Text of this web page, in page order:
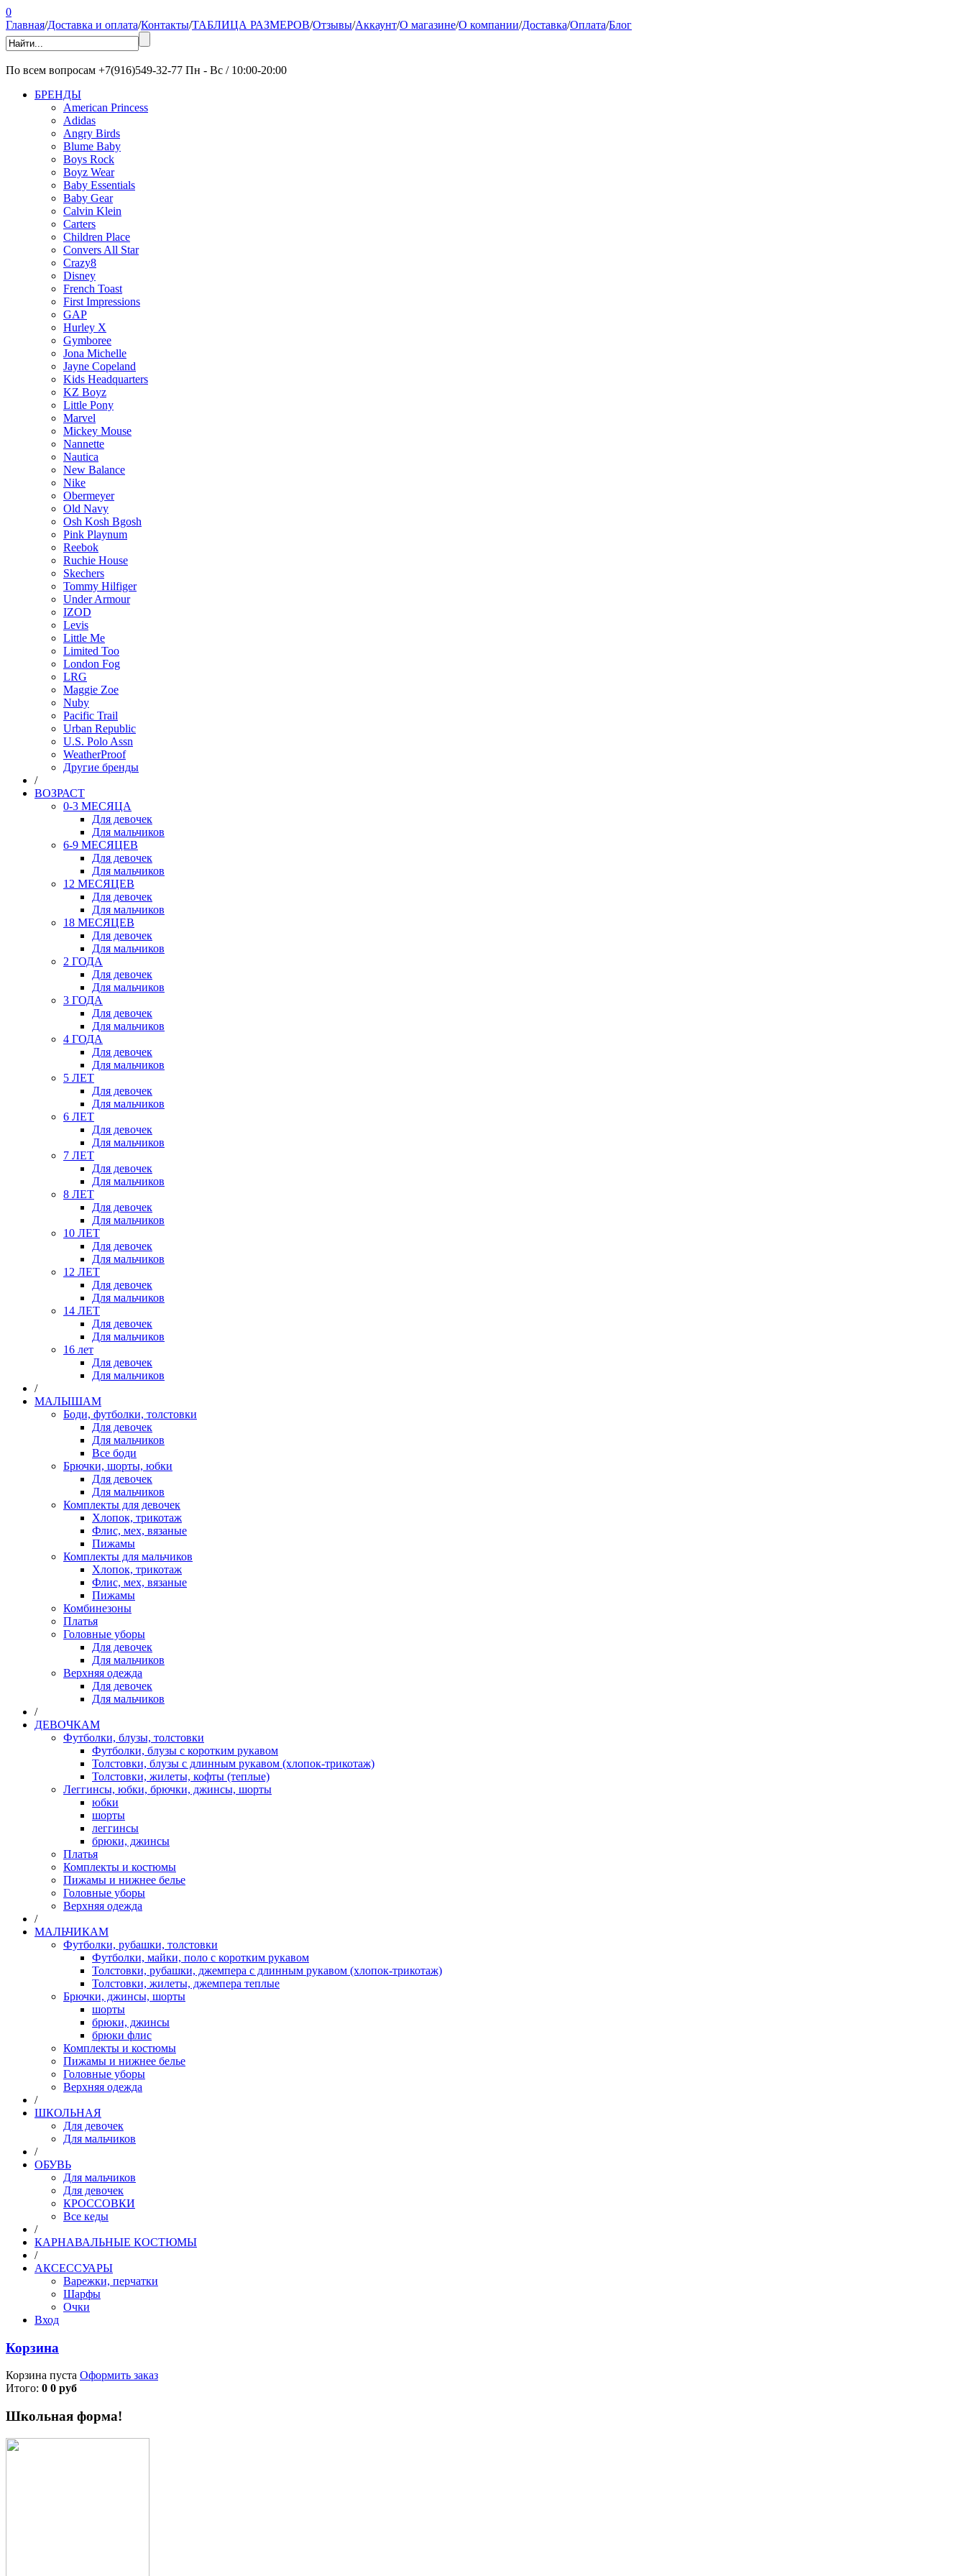
0
Главная/Доставка и оплата/Контакты/ТАБЛИЦА РАЗМЕРОВ/Отзывы/Аккаунт/О магазине/О компании/Доставка/Оплата/Блог
По всем вопросам +7(916)549-32-77 Пн - Вс / 10:00-20:00
БРЕНДЫ
American Princess
Adidas
Angry Birds
Blume Baby
Boys Rock
Boyz Wear
Baby Essentials
Baby Gear
Calvin Klein
Carters
Children Place
Convers All Star
Crazy8
Disney
French Toast
First Impressions
GAP
Hurley X
Gymboree
Jona Michelle
Jayne Copeland
Kids Headquarters
KZ Boyz
Little Pony
Marvel
Mickey Mouse
Nannette
Nautica
New Balance
Nike
Obermeyer
Old Navy
Osh Kosh Bgosh
Pink Playnum
Reebok
Ruchie House
Skechers
Tommy Hilfiger
Under Armour
IZOD
Levis
Little Me
Limited Too
London Fog
LRG
Maggie Zoe
Nuby
Pacific Trail
Urban Republic
U.S. Polo Assn
WeatherProof
Другие бренды
/
ВОЗРАСТ
0-3 МЕСЯЦА
Для девочек
Для мальчиков
6-9 МЕСЯЦЕВ
Для девочек
Для мальчиков
12 МЕСЯЦЕВ
Для девочек
Для мальчиков
18 МЕСЯЦЕВ
Для девочек
Для мальчиков
2 ГОДА
Для девочек
Для мальчиков
3 ГОДА
Для девочек
Для мальчиков
4 ГОДА
Для девочек
Для мальчиков
5 ЛЕТ
Для девочек
Для мальчиков
6 ЛЕТ
Для девочек
Для мальчиков
7 ЛЕТ
Для девочек
Для мальчиков
8 ЛЕТ
Для девочек
Для мальчиков
10 ЛЕТ
Для девочек
Для мальчиков
12 ЛЕТ
Для девочек
Для мальчиков
14 ЛЕТ
Для девочек
Для мальчиков
16 лет
Для девочек
Для мальчиков
/
МАЛЫШАМ
Боди, футболки, толстовки
Для девочек
Для мальчиков
Все боди
Брючки, шорты, юбки
Для девочек
Для мальчиков
Комплекты для девочек
Хлопок, трикотаж
Флис, мех, вязаные
Пижамы
Комплекты для мальчиков
Хлопок, трикотаж
Флис, мех, вязаные
Пижамы
Комбинезоны
Платья
Головные уборы
Для девочек
Для мальчиков
Верхняя одежда
Для девочек
Для мальчиков
/
ДЕВОЧКАМ
Футболки, блузы, толстовки
Футболки, блузы с коротким рукавом
Толстовки, блузы с длинным рукавом (хлопок-трикотаж)
Толстовки, жилеты, кофты (теплые)
Леггинсы, юбки, брючки, джинсы, шорты
юбки
шорты
леггинсы
брюки, джинсы
Платья
Комплекты и костюмы
Пижамы и нижнее белье
Головные уборы
Верхняя одежда
/
МАЛЬЧИКАМ
Футболки, рубашки, толстовки
Футболки, майки, поло с коротким рукавом
Толстовки, рубашки, джемпера с длинным рукавом (хлопок-трикотаж)
Толстовки, жилеты, джемпера теплые
Брючки, джинсы, шорты
шорты
брюки, джинсы
брюки флис
Комплекты и костюмы
Пижамы и нижнее белье
Головные уборы
Верхняя одежда
/
ШКОЛЬНАЯ
Для девочек
Для мальчиков
/
ОБУВЬ
Для мальчиков
Для девочек
КРОССОВКИ
Все кеды
/
КАРНАВАЛЬНЫЕ КОСТЮМЫ
/
АКСЕССУАРЫ
Варежки, перчатки
Шарфы
Очки
Вход
Корзина
Корзина пуста Оформить заказ
Итого: 0 0 руб
Школьная форма!